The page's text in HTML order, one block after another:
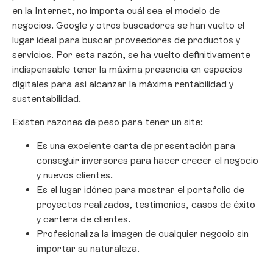
en la Internet, no importa cuál sea el modelo de
negocios. Google y otros buscadores se han vuelto el
lugar ideal para buscar proveedores de productos y
servicios. Por esta razón, se ha vuelto definitivamente
indispensable tener la máxima presencia en espacios
digitales para así alcanzar la máxima rentabilidad y
sustentabilidad.
Existen razones de peso para tener un site:
Es una excelente carta de presentación para
conseguir inversores para hacer crecer el negocio
y nuevos clientes.
Es el lugar idóneo para mostrar el portafolio de
proyectos realizados, testimonios, casos de éxito
y cartera de clientes.
Profesionaliza la imagen de cualquier negocio sin
importar su naturaleza.